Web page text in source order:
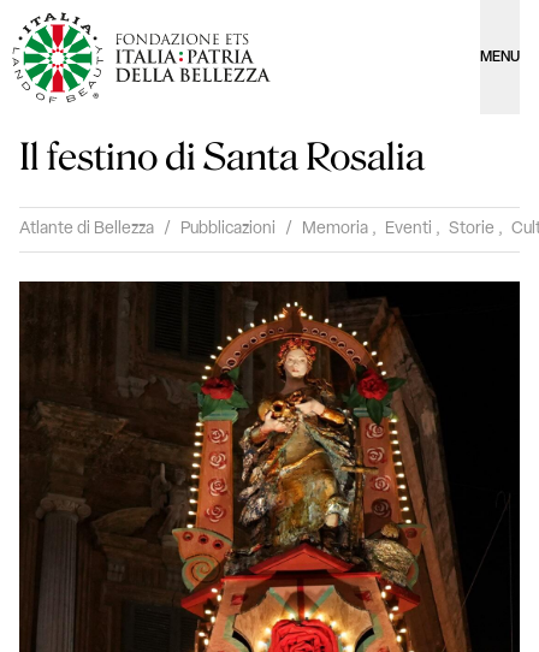
MENU
Il festino di Santa Rosalia
Atlante di Bellezza / Pubblicazioni / Memoria , Eventi , Storie ,